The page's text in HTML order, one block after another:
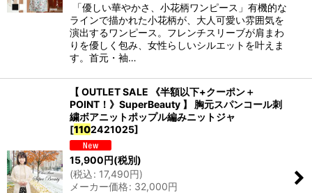
「優しい華やかさ、小花柄ワンピース」有機的な
ラインで描かれた小花柄が、大人可愛い雰囲気を
演出するワンピース。フレンチスリーブが肩まわ
りを優しく包み、女性らしいシルエットを叶えま
す。首元・袖…
【 OUTLET SALE 《半額以下+クーポン＋
POINT！》SuperBeauty 】 胸元スパンコール刺
繍ボアニットポップル編みニットジャ
[1102421025]
15,900円(税別)
(税込: 17,490円)
メーカー価格: 32,000円